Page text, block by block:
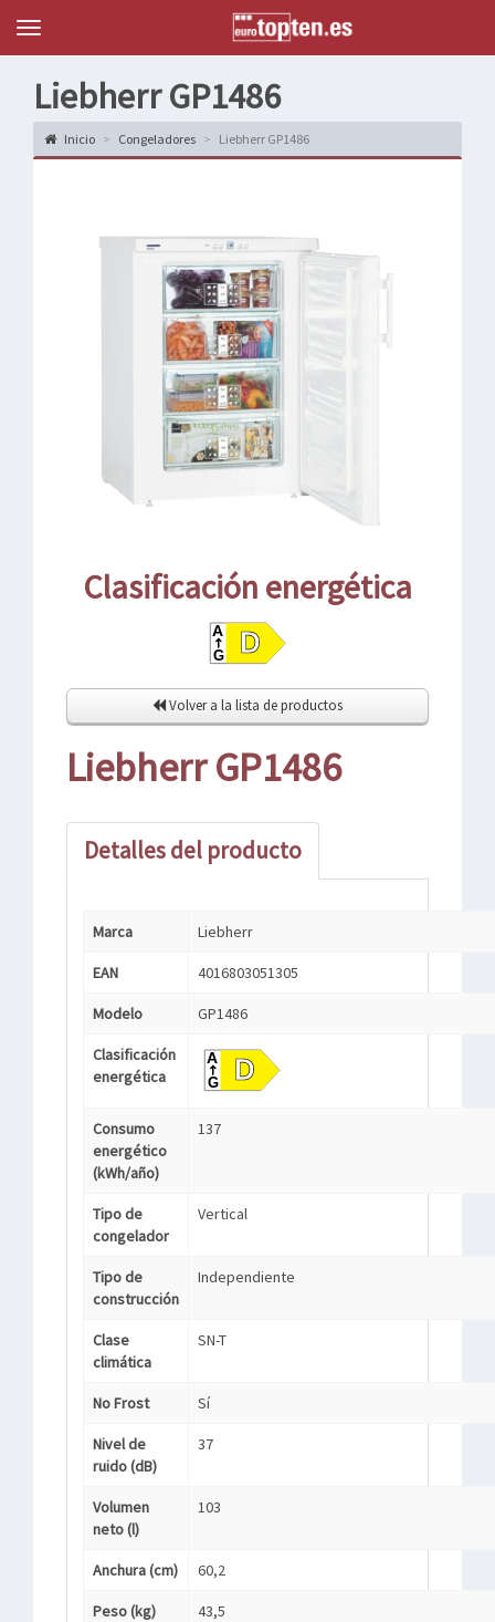
Topten
Menu
Liebherr GP1486
Inicio Congeladores Liebherr GP1486
Clasificación energética
Volver a la lista de productos
Liebherr GP1486
Detalles del producto
Marca Liebherr
EAN 4016803051305
Modelo GP1486
Clasificación
energética
Consumo
energético
(kWh/año)
137
Tipo de
congelador
Vertical
Tipo de
construcción
Independiente
Clase
climática
SN-T
No Frost Sí
Nivel de
ruido (dB)
37
Volumen
neto (l)
103
Anchura (cm) 60,2
Peso (kg) 43,5